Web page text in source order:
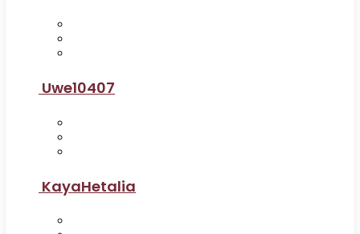
Uwe10407
KayaHetalia